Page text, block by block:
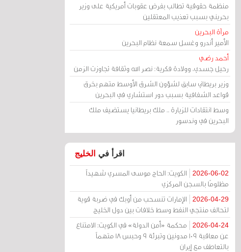
منظمة حقوقية تطالب بفرض عقوبات أمريكية على وزير
بحريني بسبب تعذيب المعتقلين
مرآة البحرين
الأمير أندرو وغسل سمعة نظام البحرين
أحمد رضي
رحيل جسدي، وولادة فكرية: نصر الله وثقافة تجاوزت الزمن
وزير بريطاني سابق لشؤون الشرق الأوسط متهم بخرق
قواعد الشفافية بسبب دور استشاري في البحرين
وسط انتقادات للزيارة .. ملك بريطانيا يستضيف ملك
البحرين في وندسور
اقرأ في الخليج
2026-06-02
الكويت: الحاج موسى المسري شهيداً
مظلومًا بالسجن المركزي
2026-04-29
الإمارات تنسحب من أوبك في ضربة قوية
لتحالف منتجي النفط وسط خلافات بين دول الخليج
2026-04-24
محكمة «أمن الدولة» في الكويت: الامتناع
عن معاقبة 109 مدونين وتبرئة 9 وحبس 18 متهماً
بالتعاطف مع إيران